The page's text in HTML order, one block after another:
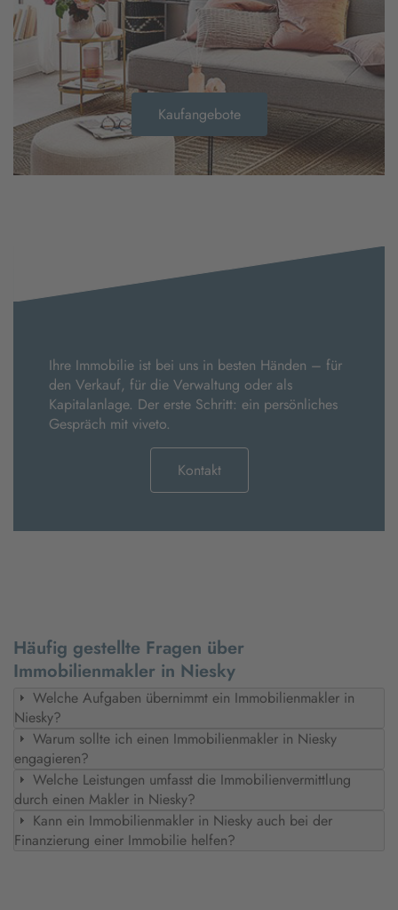
Kaufangebote
Ihre Immobilie ist bei uns in besten Händen – für
den Verkauf, für die Verwaltung oder als
Kapitalanlage. Der erste Schritt: ein persönliches
Gespräch mit viveto.
Kontakt
Häufig gestellte Fragen über
Immobilienmakler in Niesky
Welche Aufgaben übernimmt ein Immobilienmakler in
Niesky?
Warum sollte ich einen Immobilienmakler in Niesky
engagieren?
Welche Leistungen umfasst die Immobilienvermittlung
durch einen Makler in Niesky?
Kann ein Immobilienmakler in Niesky auch bei der
Finanzierung einer Immobilie helfen?